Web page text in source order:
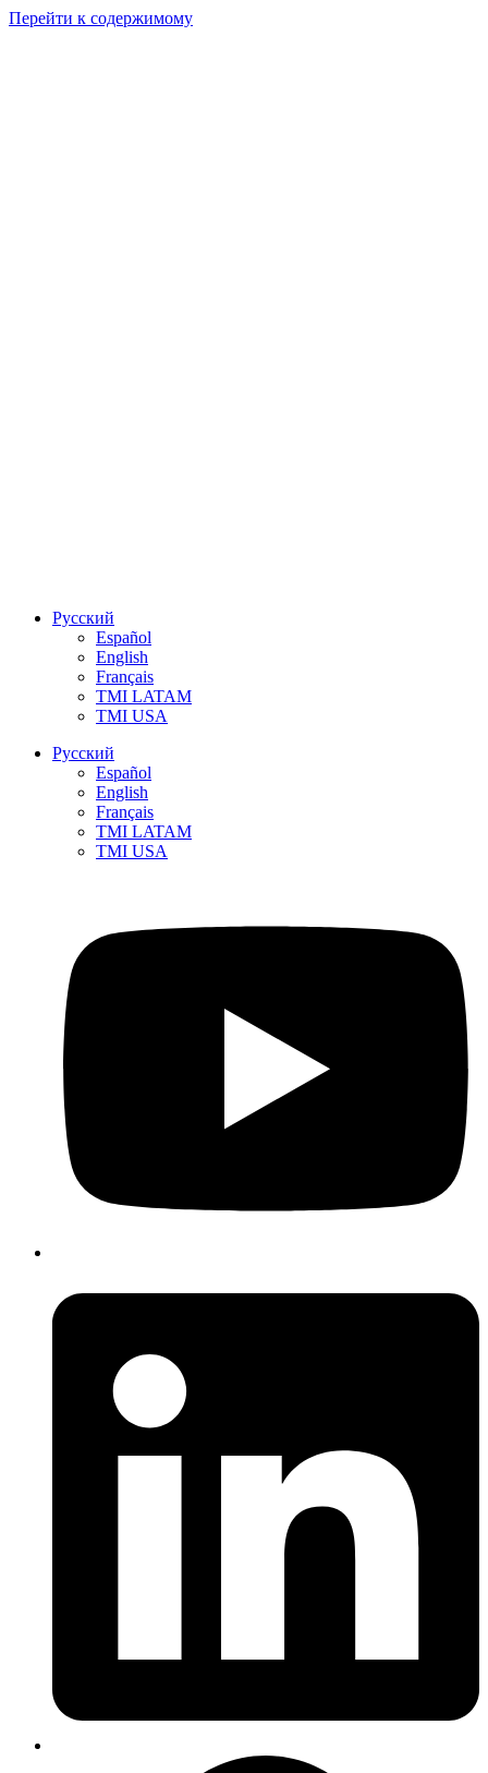
Перейти к содержимому
Русский
Español
English
Français
TMI LATAM
TMI USA
Русский
Español
English
Français
TMI LATAM
TMI USA